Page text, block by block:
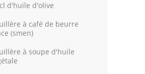
d'huile d'olive
à café de beurre
(smen)
à soupe d'huile